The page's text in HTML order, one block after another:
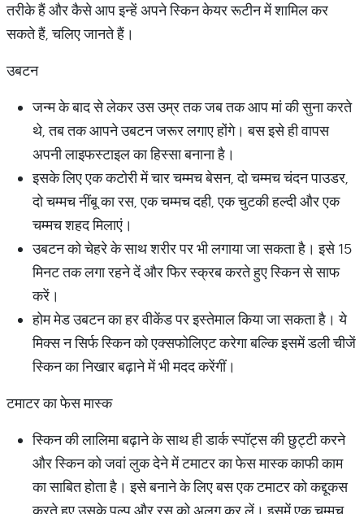
तरीके हैं और कैसे आप इन्हें अपने स्किन केयर रूटीन में शामिल कर
सकते हैं, चलिए जानते हैं।
उबटन
जन्म के बाद से लेकर उस उम्र तक जब तक आप मां की सुना करते
थे, तब तक आपने उबटन जरूर लगाए होंगे। बस इसे ही वापस
अपनी लाइफस्टाइल का हिस्सा बनाना है।
इसके लिए एक कटोरी में चार चम्मच बेसन, दो चम्मच चंदन पाउडर,
दो चम्मच नींबू का रस, एक चम्मच दही, एक चुटकी हल्दी और एक
चम्मच शहद मिलाएं।
उबटन को चेहरे के साथ शरीर पर भी लगाया जा सकता है। इसे 15
मिनट तक लगा रहने दें और फिर स्क्रब करते हुए स्किन से साफ
करें।
होम मेड उबटन का हर वीकेंड पर इस्तेमाल किया जा सकता है। ये
मिक्स न सिर्फ स्किन को एक्सफोलिएट करेगा बल्कि इसमें डली चीजें
स्किन का निखार बढ़ाने में भी मदद करेंगीं।
टमाटर का फेस मास्क
स्किन की लालिमा बढ़ाने के साथ ही डार्क स्पॉट्स की छुट्टी करने
और स्किन को जवां लुक देने में टमाटर का फेस मास्क काफी काम
का साबित होता है। इसे बनाने के लिए बस एक टमाटर को कद्दूकस